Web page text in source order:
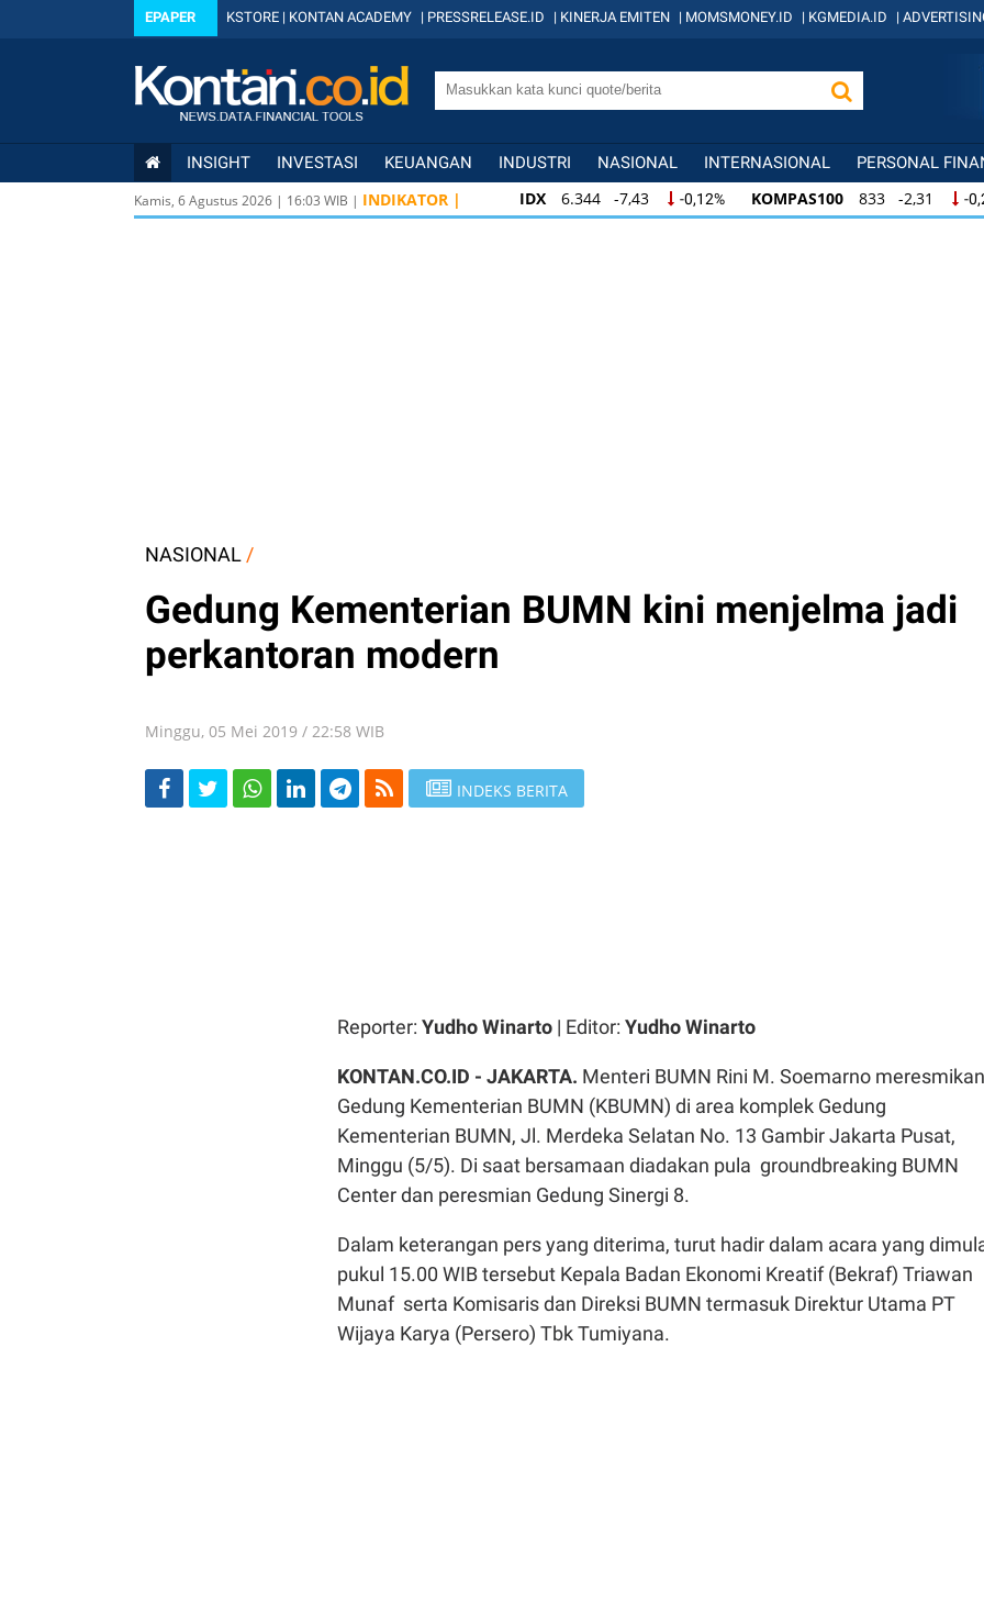
EPAPER KSTORE | KONTAN ACADEMY | PRESSRELEASE.ID | KINERJA EMITEN | MOMSMONEY.ID | KGMEDIA.ID |
INSIGHT INVESTASI KEUANGAN INDUSTRI NASIONAL INTERNASIONAL PERSONAL
Kamis, 6 Agustus 2026 | 16:03 WIB | INDIKATOR |
IDX 6.344 -7,43 -0,12% KOMPAS100 833 -2,31 -0,28% LQ45
IDX
6.344 -7,43 -0,12% KOMPAS100 833 -2,31 -0,28% LQ45
NASIONAL /
Gedung Kementerian BUMN kini menjelma jadi
perkantoran modern
Minggu, 05 Mei 2019 / 22:58 WIB
INDEKS BERITA
Reporter: Yudho Winarto | Editor: Yudho Winarto
KONTAN.CO.ID - JAKARTA. Menteri BUMN Rini M. Soemarno meresmikan
Gedung Kementerian BUMN (KBUMN) di area komplek Gedung
Kementerian BUMN, Jl. Merdeka Selatan No. 13 Gambir Jakarta Pusat,
Minggu (5/5). Di saat bersamaan diadakan pula groundbreaking BUMN
Center dan peresmian Gedung Sinergi 8.
Dalam keterangan pers yang diterima, turut hadir dalam acara yang
pukul 15.00 WIB tersebut Kepala Badan Ekonomi Kreatif (Bekraf) Triawan
Munaf serta Komisaris dan Direksi BUMN termasuk Direktur Utama PT
Wijaya Karya (Persero) Tbk Tumiyana.